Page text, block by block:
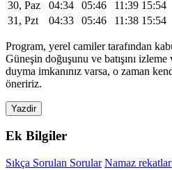
30, Paz
04:34 05:46 11:39 15:54
31, Pzt
04:33 05:46 11:38 15:54
Program, yerel camiler tarafından
Güneşin doğuşunu ve batışını
duyma imkanınız varsa, o zaman
öneririz.
Yazdir
Ek Bilgiler
Sıkça Sorulan Sorular Namaz